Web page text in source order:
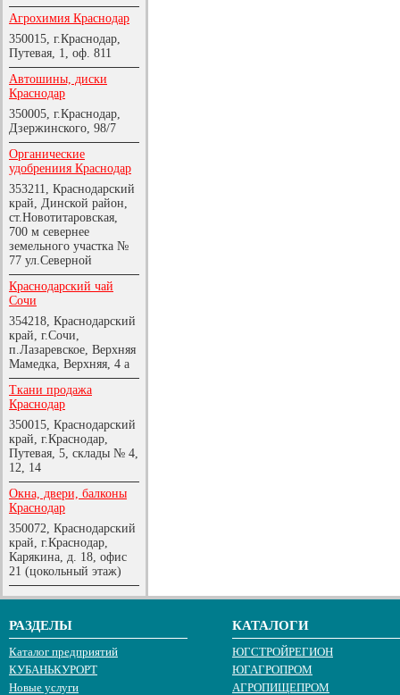
Агрохимия Краснодар
350015, г.Краснодар,
Путевая, 1, оф. 811
Автошины, диски
Краснодар
350005, г.Краснодар,
Дзержинского, 98/7
Органические
удобрениия Краснодар
353211, Краснодарский
край, Динской район,
ст.Новотитаровская,
700 м севернее
земельного участка №
77 ул.Северной
Краснодарский чай
Сочи
354218, Краснодарский
край, г.Сочи,
п.Лазаревское, Верхняя
Мамедка, Верхняя, 4 а
Ткани продажа
Краснодар
350015, Краснодарский
край, г.Краснодар,
Путевая, 5, склады № 4,
12, 14
Окна, двери, балконы
Краснодар
350072, Краснодарский
край, г.Краснодар,
Карякина, д. 18, офис
21 (цокольный этаж)
РАЗДЕЛЫ
Каталог предприятий
КУБАНЬКУРОРТ
Новые услуги
КАТАЛОГИ
ЮГСТРОЙРЕГИОН
ЮГАГРОПРОМ
АГРОПИЩЕПРОМ